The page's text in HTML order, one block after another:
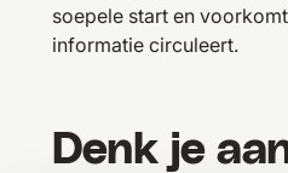
soepele start en
informatie circuleert.
Denk je